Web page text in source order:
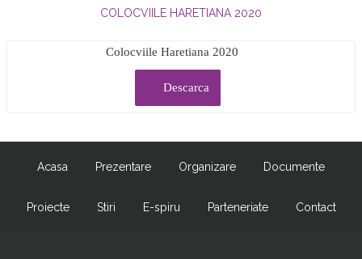
COLOCVIILE HARETIANA 2020
Colocviile Haretiana 2020
Descarca
Acasa Prezentare Organizare Documente
Proiecte Stiri E-spiru Parteneriate Contact